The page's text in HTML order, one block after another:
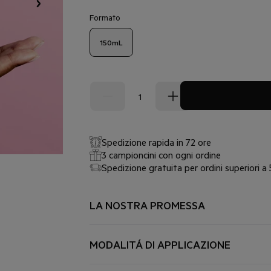
Formato
150mL
Spedizione rapida in 72 ore
3 campioncini con ogni ordine
Spedizione gratuita per ordini superiori a
LA NOSTRA PROMESSA
Pelle sensibile, disidratata, irritata, tesa, con
MODALITÁ DI APPLICAZIONE